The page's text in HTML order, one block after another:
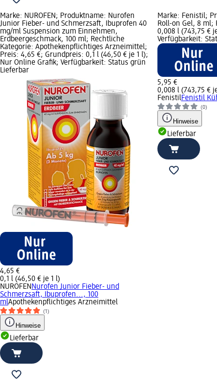
Marke: NUROFEN; Produktname: Nurofen
Junior Fieber- und Schmerzsaft, Ibuprofen 40
mg/ml Suspension zum Einnehmen,
Erdbeergeschmack, 100 ml; Rechtliche
Kategorie: Apothekenpflichtiges Arzneimittel;
Preis: 4,65 €; Grundpreis: 0,1 l (46,50 € je 1 l);
Nur Online Grafik; Verfügbarkeit: Status grün
Lieferbar
4,65 €
0,1 l (46,50 € je 1 l)
NUROFEN Nurofen Junior Fieber- und
Schmerzsaft, Ibuprofen..., 100
mlApothekenpflichtiges Arzneimittel
(1)
Hinweise
Lieferbar
Marke: Fenistil;
Roll-on Gel, 8 ml;
0,008 l (743,75 €
Verfügbarkeit:
5,95 €
0,008 l (743,75 €
FenistilFenistil
(0)
Hinweise
Lieferbar